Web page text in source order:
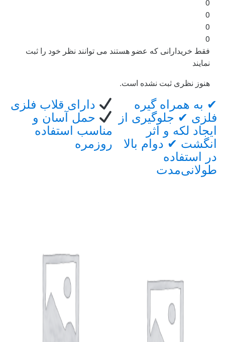
0
0
0
فقط خریدارانی که عضو هستند می توانند نظر خود را ثبت
نمایند
هنوز نظری ثبت نشده است.
Brands
Carousel
✔ به همراه گیره
فلزی ✔ جلوگیری از
ایجاد لکه و اثر
انگشت ✔ دوام بالا
در استفاده
طولانی‌مدت
دارای قلاب فلزی
حمل آسان و
مناسب استفاده
روزمره